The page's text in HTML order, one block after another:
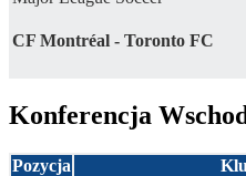
CF Montréal - Toronto FC
Konferencja
Pozycja